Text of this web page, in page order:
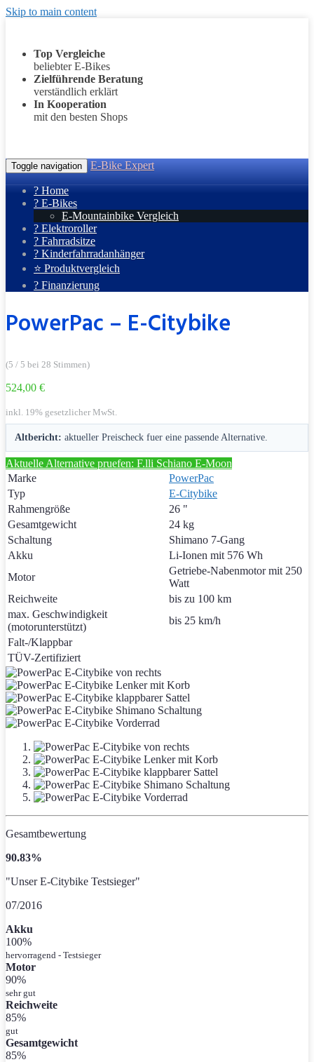
Skip to main content
Top Vergleiche
beliebter E-Bikes
Zielführende Beratung
verständlich erklärt
In Kooperation
mit den besten Shops
Toggle navigation E-Bike Expert
? Home
? E-Bikes
E-Mountainbike Vergleich
? Elektroroller
? Fahrradsitze
? Kinderfahrradanhänger
⭐ Produktvergleich
? Finanzierung
PowerPac – E-Citybike
(5 / 5 bei 28 Stimmen)
524,00 €
inkl. 19% gesetzlicher MwSt.
Altbericht: aktueller Preischeck fuer eine passende Alternative.
Aktuelle Alternative pruefen: F.lli Schiano E-Moon
Marke
PowerPac
Typ
E-Citybike
Rahmengröße
26 "
Gesamtgewicht
24 kg
Schaltung
Shimano 7-Gang
Akku
Li-Ionen mit 576 Wh
Motor
Getriebe-Nabenmotor mit 250
Watt
Reichweite
bis zu 100 km
max. Geschwindigkeit
(motorunterstützt)
bis 25 km/h
Falt-/Klappbar
TÜV-Zertifiziert
Gesamtbewertung
90.83%
"Unser E-Citybike Testsieger"
07/2016
Akku
100%
hervorragend - Testsieger
Motor
90%
sehr gut
Reichweite
85%
gut
Gesamtgewicht
85%